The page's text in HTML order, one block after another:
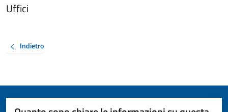
Uffici
Indietro